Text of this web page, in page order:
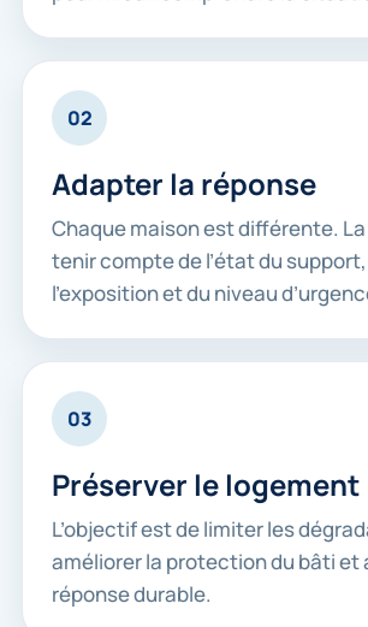
02
Adapter la réponse
Chaque maison est différente.
tenir compte de l’état du
l’exposition et du niveau
03
Préserver le logement
L’objectif est de limiter les
améliorer la protection du bâti et
réponse durable.